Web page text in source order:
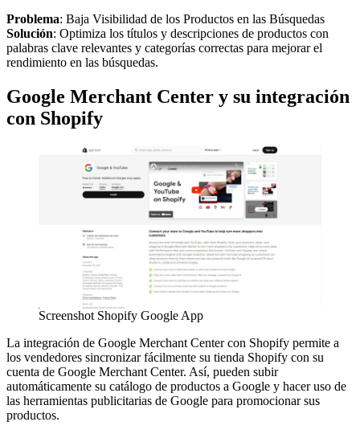
Problema: Baja Visibilidad de los Productos en las Búsquedas
Solución: Optimiza los títulos y descripciones de productos con
palabras clave relevantes y categorías correctas para mejorar el
rendimiento en las búsquedas.
Google Merchant Center y su integración
con Shopify
Screenshot Shopify Google App
La integración de Google Merchant Center con Shopify permite a
los vendedores sincronizar fácilmente su tienda Shopify con su
cuenta de Google Merchant Center. Así, pueden subir
automáticamente su catálogo de productos a Google y hacer uso de
las herramientas publicitarias de Google para promocionar sus
productos.